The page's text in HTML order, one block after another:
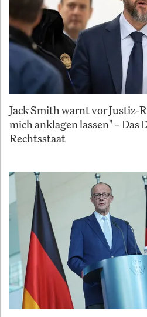
Jack Smith warnt vor Justiz-
mich anklagen lassen" – Das
Rechtsstaat